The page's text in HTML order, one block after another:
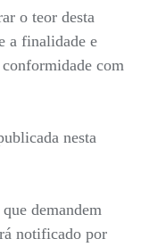
o teor desta
a finalidade e
conformidade com
nesta
demandem
notificado por